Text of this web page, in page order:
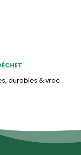
durables & vrac